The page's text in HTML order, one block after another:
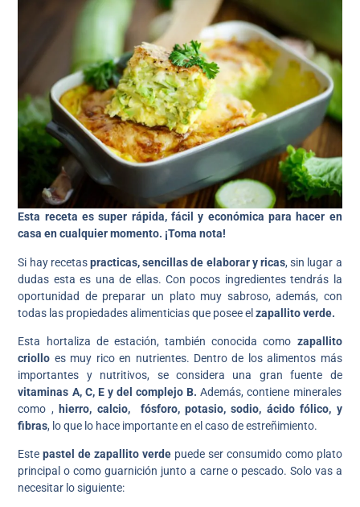
Esta receta es super rápida, fácil y económica para hacer en
casa en cualquier momento. ¡Toma nota!
Si hay recetaspracticas, sencillas de elaborar y ricas, sin lugar a
dudas esta es una de ellas. Con pocos ingredientes tendrás la
oportunidad de preparar un plato muy sabroso, además, con
todas las propiedades alimenticias que posee elzapallito verde.
Esta hortaliza de estación, también conocida como zapallito
criollo es muy rico en nutrientes. Dentro de los alimentos más
importantes y nutritivos, se considera una gran fuente de
vitaminas A, C, E y del complejo B. Además, contiene minerales
como , hierro, calcio, fósforo, potasio, sodio, ácido fólico, y
fibras, lo que lo hace importante en el caso de estreñimiento.
Estepastel de zapallito verde puede ser consumido como plato
principal o como guarnición junto a carne o pescado. Solo vas a
necesitar lo siguiente: